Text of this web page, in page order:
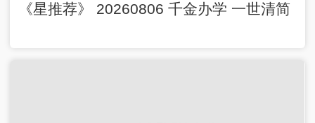
《星推荐》 20260806 千金办学 一世清简